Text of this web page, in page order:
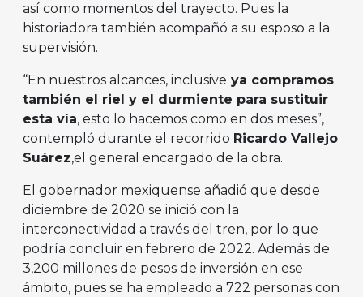
así como momentos del trayecto. Pues la
historiadora también acompañó a su esposo a la
supervisión.
“En nuestros alcances, inclusive ya compramos
también el riel y el durmiente para sustituir
esta vía, esto lo hacemos como en dos meses”,
contempló durante el recorrido Ricardo Vallejo
Suárez,el general encargado de la obra.
El gobernador mexiquense añadió que desde
diciembre de 2020 se inició con la
interconectividad a través del tren, por lo que
podría concluir en febrero de 2022. Además de
3,200 millones de pesos de inversión en ese
ámbito, pues se ha empleado a 722 personas con